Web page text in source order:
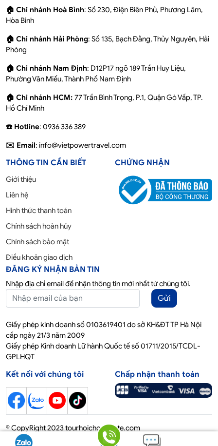
🏠 Chi nhánh Hoà Bình: Số 230, Điện Biên Phủ, Phương Lâm,
Hòa Bình
🏠 Chi nhánh Hải Phòng: Số 135, Bạch Đằng, Thủy Nguyên, Hải
Phòng
🏠 Chi nhánh Nam Định: D12P17 ngõ 189 Trần Huy Liệu,
Phường Văn Miếu, Thành Phố Nam Định
🏠 Chi nhánh HCM: 77 Trần Bình Trọng, P.1, Quận Gò Vấp, TP.
Hồ Chí Minh
☎️ Hotline: 0936 336 389
✉️ Email: info@vietpowertravel.com
THÔNG TIN CẦN BIẾT
Giới thiệu
Liên hệ
Hình thức thanh toán
Chính sách hoàn hủy
Chính sách bảo mật
Điều khoản giao dịch
CHỨNG NHẬN
ĐĂNG KÝ NHẬN BẢN TIN
Nhập địa chỉ email để nhận thông tin mới nhất từ chúng tôi.
Gửi
Giấy phép kinh doanh số 0103619401 do sở KH&ĐT TP Hà Nội
cấp ngày 21/3 năm 2009
Giấy phép Kinh doanh Lữ hành Quốc tế số 01711/2015/TCDL-
GPLHQT
Kết nối với chúng tôi Chấp nhận thanh toán
© CopyRight 2023 tourhoichoquocte.com